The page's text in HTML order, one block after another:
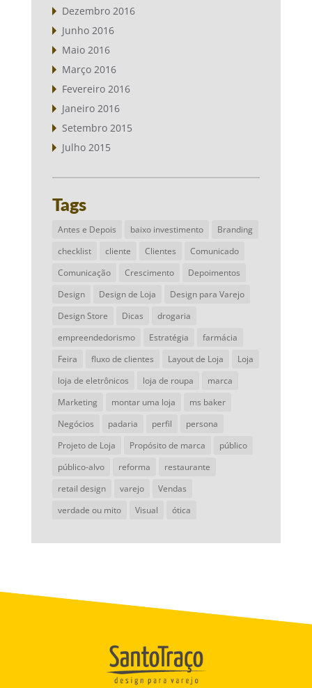
Dezembro 2016
Junho 2016
Maio 2016
Março 2016
Fevereiro 2016
Janeiro 2016
Setembro 2015
Julho 2015
Tags
Antes e Depois baixo investimento
Branding
checklist
cliente Clientes
Comunicado
Comunicação
Crescimento
Depoimentos
Design
Design de Loja
Design para Varejo
Design Store
Dicas
drogaria
empreendedorismo
Estratégia
farmácia
Feira
fluxo de clientes Layout de Loja
Loja
loja de eletrônicos
loja de roupa
marca
Marketing
montar uma loja
ms baker
Negócios
padaria perfil
persona
Projeto de Loja
Propósito de marca
público
público-alvo
reforma
restaurante
retail design
varejo
Vendas
verdade ou mito
Visual ótica